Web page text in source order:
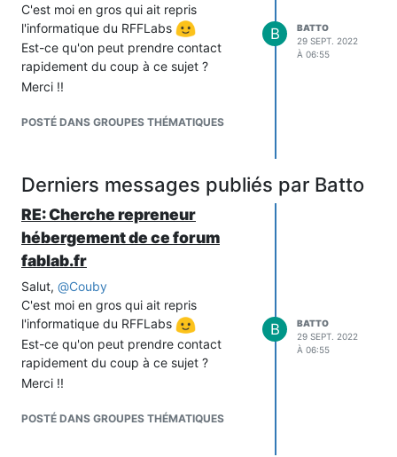
C'est moi en gros qui ait repris
l'informatique du RFFLabs
Est-ce qu'on peut prendre contact
rapidement du coup à ce sujet ?
Merci !!
POSTÉ DANS GROUPES THÉMATIQUES
B
BATTO
29 SEPT. 2022
À 06:55
Derniers messages publiés par Batto
RE: Cherche repreneur
hébergement de ce forum
fablab.fr
Salut, @Couby
C'est moi en gros qui ait repris
l'informatique du RFFLabs
Est-ce qu'on peut prendre contact
rapidement du coup à ce sujet ?
Merci !!
POSTÉ DANS GROUPES THÉMATIQUES
B
BATTO
29 SEPT. 2022
À 06:55